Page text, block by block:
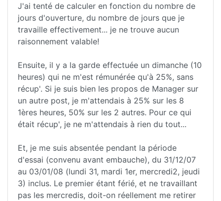
J'ai tenté de calculer en fonction du nombre de
jours d'ouverture, du nombre de jours que je
travaille effectivement... je ne trouve aucun
raisonnement valable!
Ensuite, il y a la garde effectuée un dimanche (10
heures) qui ne m'est rémunérée qu'à 25%, sans
récup'. Si je suis bien les propos de Manager sur
un autre post, je m'attendais à 25% sur les 8
1ères heures, 50% sur les 2 autres. Pour ce qui
était récup', je ne m'attendais à rien du tout...
Et, je me suis absentée pendant la période
d'essai (convenu avant embauche), du 31/12/07
au 03/01/08 (lundi 31, mardi 1er, mercredi2, jeudi
3) inclus. Le premier étant férié, et ne travaillant
pas les mercredis, doit-on réellement me retirer